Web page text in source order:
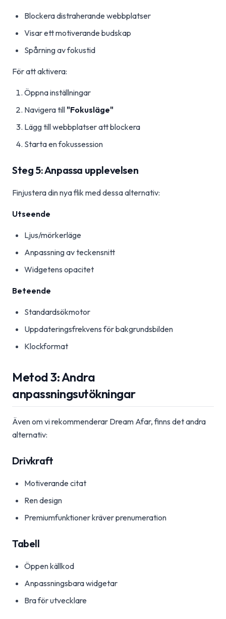
Blockera distraherande webbplatser
Visar ett motiverande budskap
Spårning av fokustid
För att aktivera:
Öppna inställningar
Navigera till "Fokusläge"
Lägg till webbplatser att blockera
Starta en fokussession
Steg 5: Anpassa upplevelsen
Finjustera din nya flik med dessa alternativ:
Utseende
Ljus/mörkerläge
Anpassning av teckensnitt
Widgetens opacitet
Beteende
Standardsökmotor
Uppdateringsfrekvens för bakgrundsbilden
Klockformat
Metod 3: Andra
anpassningsutökningar
Även om vi rekommenderar Dream Afar, finns det andra
alternativ:
Drivkraft
Motiverande citat
Ren design
Premiumfunktioner kräver prenumeration
Tabell
Öppen källkod
Anpassningsbara widgetar
Bra för utvecklare